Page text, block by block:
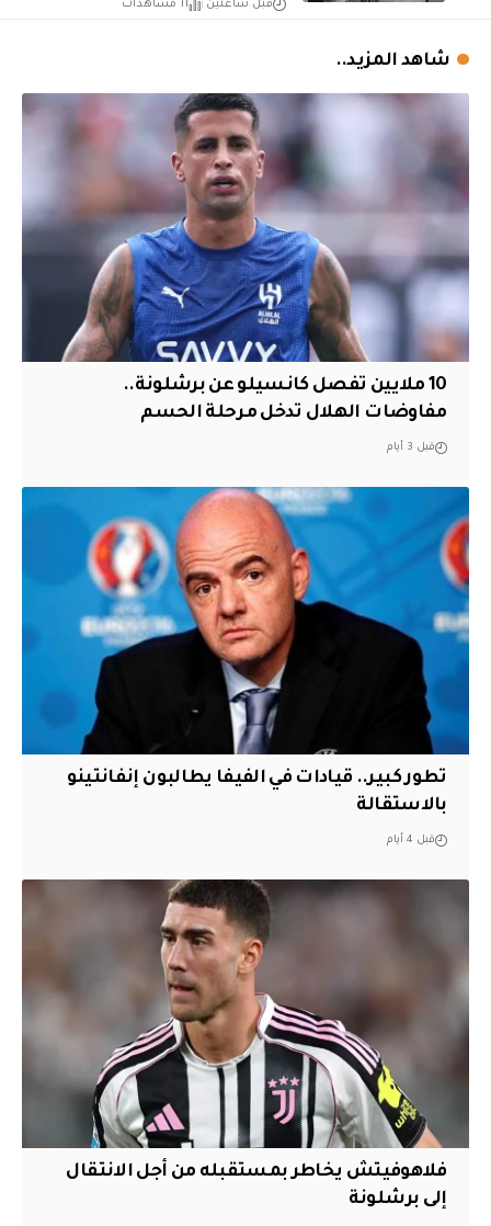
قبل ساعتين 11 مشاهدات
شاهد المزيد..
10 ملايين تفصل كانسيلو عن برشلونة..
مفاوضات الهلال تدخل مرحلة الحسم
قبل 3 أيام
تطور كبير.. قيادات في الفيفا يطالبون إنفانتينو
بالاستقالة
قبل 4 أيام
فلاهوفيتش يخاطر بمستقبله من أجل الانتقال
إلى برشلونة